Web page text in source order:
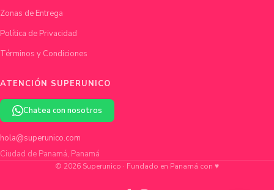
Zonas de Entrega
Política de Privacidad
Términos y Condiciones
ATENCIÓN SUPERUNICO
Chatea con nosotros
hola@superunico.com
Ciudad de Panamá, Panamá
© 2026 Superunico · Fundado en Panamá con ♥